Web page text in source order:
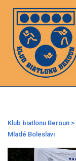
Skip
content
Klub biatlonu Beroun >
Mladé Boleslavi